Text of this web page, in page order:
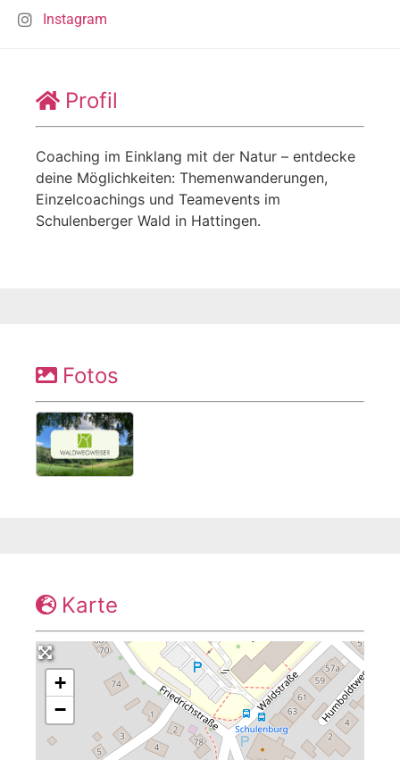
Profil
Coaching im Einklang mit der Natur – entdecke
deine Möglichkeiten: Themenwanderungen,
Einzelcoachings und Teamevents im
Schulenberger Wald in Hattingen.
Fotos
Karte
+
−
Instagram